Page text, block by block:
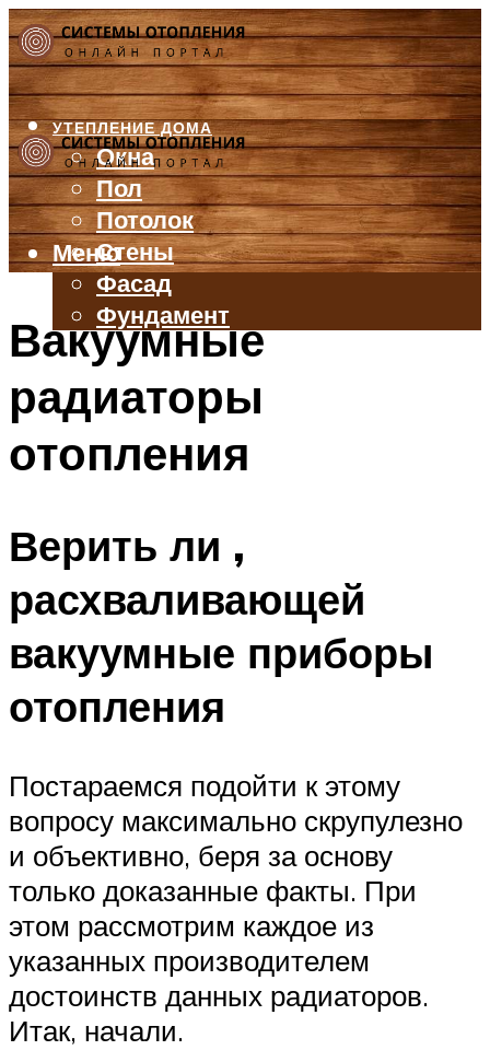
УТЕПЛЕНИЕ ДОМА
Окна
Пол
Потолок
Стены
Фасад
Фундамент
БАЛКОН И ЛОДЖИЯ
ВЕНТИЛЯЦИЯ
ТРУБЫ
Меню
Вакуумные
радиаторы
отопления
Верить ли ,
расхваливающей
вакуумные приборы
отопления
Постараемся подойти к этому
вопросу максимально скрупулезно
и объективно, беря за основу
только доказанные факты. При
этом рассмотрим каждое из
указанных производителем
достоинств данных радиаторов.
Итак, начали.